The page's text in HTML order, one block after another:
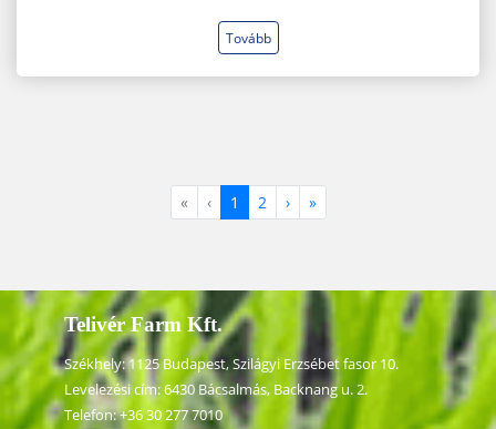
Tovább
« ‹ 1 2 › »
Telivér Farm Kft.
Székhely: 1125 Budapest, Szilágyi Erzsébet fasor 10.
Levelezési cím: 6430 Bácsalmás, Backnang u. 2.
Telefon:+36 30 277 7010